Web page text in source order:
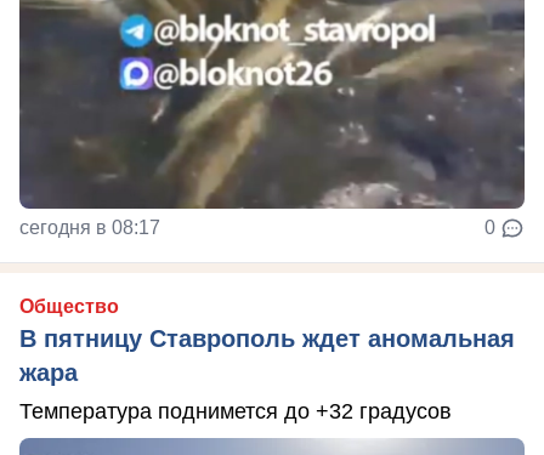
сегодня в 08:17 0
Общество
В пятницу Ставрополь ждет аномальная
жара
Температура поднимется до +32 градусов